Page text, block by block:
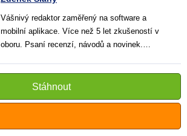
Vášnivý redaktor zaměřený na software a
mobilní aplikace. Více než 5 let zkušeností v
oboru. Psaní recenzí, návodů a novinek.
pomáhají čtenářům lépe porozumět a využít
moderní technologie.
Stáhnout